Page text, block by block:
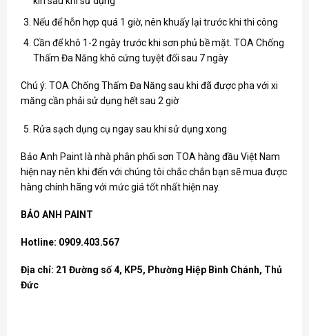
Nếu để hỗn hợp quá 1 giờ, nên khuấy lại trước khi thi công
Cần để khô 1-2 ngày trước khi sơn phủ bề mặt. TOA Chống
Thấm Đa Năng khô cứng tuyệt đối sau 7 ngày
Chú ý: TOA Chống Thấm Đa Năng sau khi đã được pha với xi
măng cần phải sử dụng hết sau 2 giờ
Rửa sạch dụng cụ ngay sau khi sử dụng xong
Bảo Anh Paint là nhà phân phối sơn TOA hàng đầu Việt Nam
hiện nay nên khi đến với chúng tôi chắc chắn bạn sẽ mua được
hàng chính hãng với mức giá tốt nhất hiện nay.
BẢO ANH PAINT
Hotline: 0909.403.567
Địa chỉ: 21 Đường số 4, KP5, Phường Hiệp Bình Chánh, Thủ
Đức